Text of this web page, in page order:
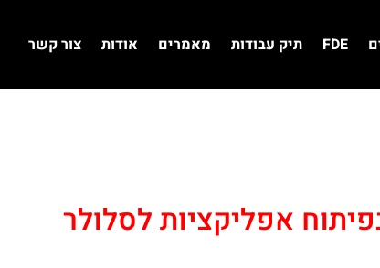
FDE תיק עבודות מאמרים אודות צור קשר
אפליקציות לסלולר